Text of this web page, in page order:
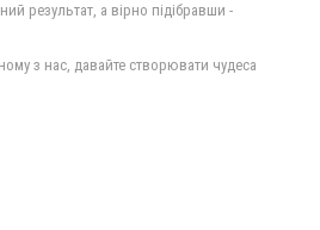
результат, а вірно підібравши -
з нас, давайте створювати чудеса